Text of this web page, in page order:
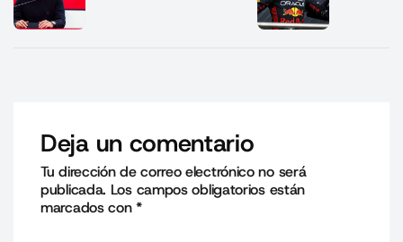
Deja un comentario
Tu dirección de correo electrónico no será
publicada. Los campos obligatorios están
marcados con*